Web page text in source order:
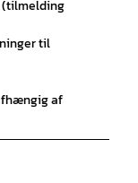
(tilmelding
til
af